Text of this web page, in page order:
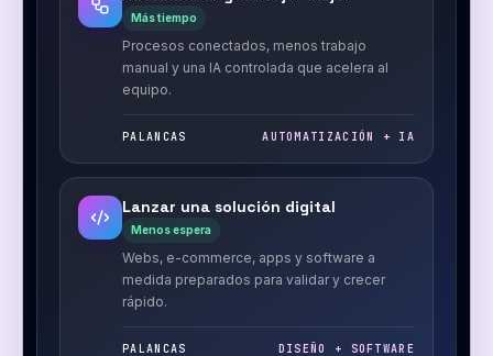
Más tiempo
Procesos conectados, menos trabajo
manual y una IA controlada que acelera al
equipo.
PALANCAS AUTOMATIZACIÓN + IA
Lanzar una solución digital
Menos espera
Webs, e-commerce, apps y software a
medida preparados para validar y crecer
rápido.
PALANCAS DISEÑO + SOFTWARE